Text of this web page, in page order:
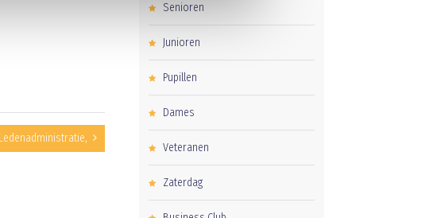
Senioren
Junioren
Pupillen
Dames
Veteranen
Zaterdag